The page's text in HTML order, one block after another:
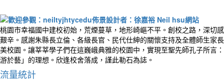
桃園市幸福國中建校初始，荒煙蔓草，地形崎嶇不平。創校之路，深切
艱辛。感謝朱縣長立倫、各級長官、民代仕紳的關懷支持及全體師生家
美校園。讓莘莘學子們在這巍峨典雅的校園中，實現至聖先師孔子所言
游於藝」的理想。欣逢校舍落成，謹此勒石為誌。
流量統計